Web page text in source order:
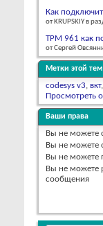
Как
от KRUPSKIY в
ТРМ 961 как
от Сергей
Метки этой
codesys v3, вкт,
Просмотреть
Ваши права
Вы не можете
Вы не можете
Вы не можете
Вы не можете
сообщения